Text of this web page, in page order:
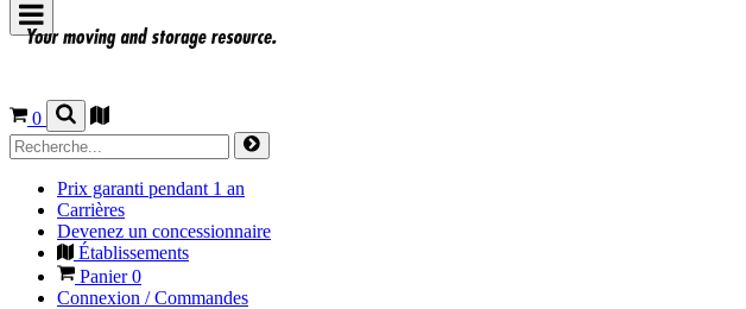
0
Prix garanti pendant 1 an
Carrières
Devenez un concessionnaire
Établissements
Panier0
Connexion / Commandes